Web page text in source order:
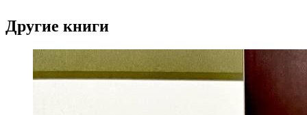
Другие книги